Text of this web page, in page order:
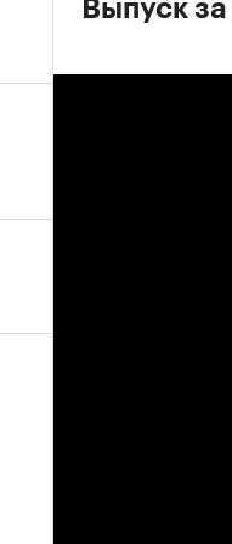
Выпуск